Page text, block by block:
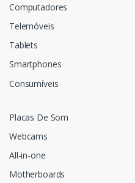
Computadores
Telemóveis
Tablets
Smartphones
Consumíveis
Placas De Som
Webcams
All-in-one
Motherboards